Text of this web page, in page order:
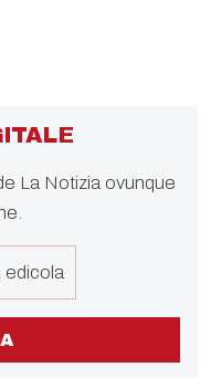
La Notizia ovunque